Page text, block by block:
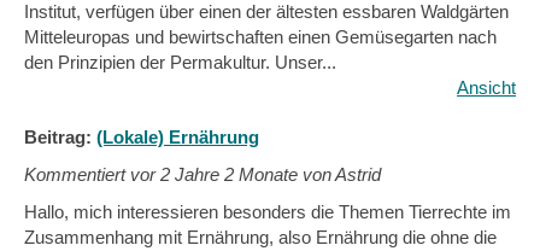
Institut, verfügen über einen der ältesten essbaren Waldgärten
Mitteleuropas und bewirtschaften einen Gemüsegarten nach
den Prinzipien der Permakultur. Unser...
Ansicht
Beitrag: (Lokale) Ernährung
Kommentiert vor2 Jahre 2 Monate von Astrid
Hallo, mich interessieren besonders die Themen Tierrechte im
Zusammenhang mit Ernährung, also Ernährung die ohne die